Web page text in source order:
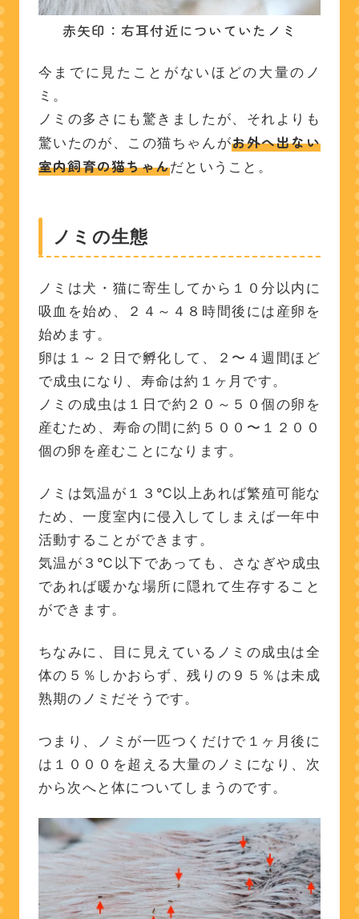
赤矢印：右耳付近についていたノミ
今までに見たことがないほどの大量のノ
ミ。
ノミの多さにも驚きましたが、それよりも
驚いたのが、この猫ちゃんがお外へ出ない
室内飼育の猫ちゃんだということ。
ノミの生態
ノミは犬・猫に寄生してから１０分以内に
吸血を始め、２４～４８時間後には産卵を
始めます。
卵は１～２日で孵化して、２〜４週間ほど
で成虫になり、寿命は約１ヶ月です。
ノミの成虫は１日で約２０～５０個の卵を
産むため、寿命の間に約５００〜１２００
個の卵を産むことになります。
ノミは気温が１３℃以上あれば繁殖可能な
ため、一度室内に侵入してしまえば一年中
活動することができます。
気温が３℃以下であっても、さなぎや成虫
であれば暖かな場所に隠れて生存すること
ができます。
ちなみに、目に見えているノミの成虫は全
体の５％しかおらず、残りの９５％は未成
熟期のノミだそうです。
つまり、ノミが一匹つくだけで１ヶ月後に
は１０００を超える大量のノミになり、次
から次へと体についてしまうのです。